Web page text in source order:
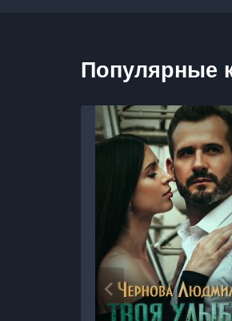
Популярные